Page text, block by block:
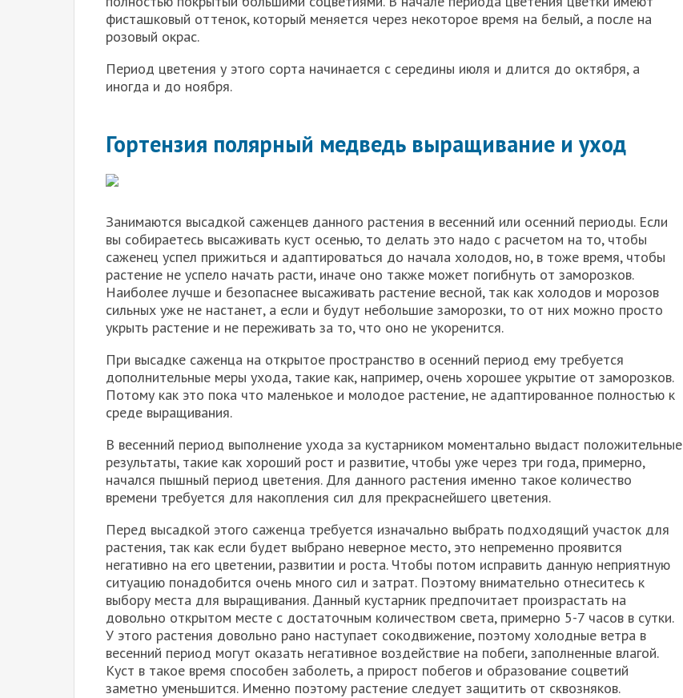
фисташковый оттенок, который меняется через некоторое время на белый, а после на
розовый окрас.
Период цветения у этого сорта начинается с середины июля и длится до октября, а
иногда и до ноября.
Гортензия полярный медведь выращивание и уход
Занимаются высадкой саженцев данного растения в весенний или осенний периоды. Если
вы собираетесь высаживать куст осенью, то делать это надо с расчетом на то, чтобы
саженец успел прижиться и адаптироваться до начала холодов, но, в тоже время, чтобы
растение не успело начать расти, иначе оно также может погибнуть от заморозков.
Наиболее лучше и безопаснее высаживать растение весной, так как холодов и морозов
сильных уже не настанет, а если и будут небольшие заморозки, то от них можно просто
укрыть растение и не переживать за то, что оно не укоренится.
При высадке саженца на открытое пространство в осенний период ему требуется
дополнительные меры ухода, такие как, например, очень хорошее укрытие от заморозков.
Потому как это пока что маленькое и молодое растение, не адаптированное полностью к
среде выращивания.
В весенний период выполнение ухода за кустарником моментально выдаст положительные
результаты, такие как хороший рост и развитие, чтобы уже через три года, примерно,
начался пышный период цветения. Для данного растения именно такое количество
времени требуется для накопления сил для прекраснейшего цветения.
Перед высадкой этого саженца требуется изначально выбрать подходящий участок для
растения, так как если будет выбрано неверное место, это непременно проявится
негативно на его цветении, развитии и роста. Чтобы потом исправить данную неприятную
ситуацию понадобится очень много сил и затрат. Поэтому внимательно отнеситесь к
выбору места для выращивания. Данный кустарник предпочитает произрастать на
довольно открытом месте с достаточным количеством света, примерно 5-7 часов в сутки.
У этого растения довольно рано наступает сокодвижение, поэтому холодные ветра в
весенний период могут оказать негативное воздействие на побеги, заполненные влагой.
Куст в такое время способен заболеть, а прирост побегов и образование соцветий
заметно уменьшится. Именно поэтому растение следует защитить от сквозняков.